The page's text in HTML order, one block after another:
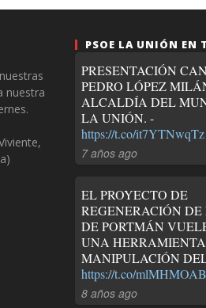
nuestra
PSOE LA UNIÓN EN
PRESENTACIÓN
PEDRO LÓPEZ
ALCALDÍA DEL
LA UNIÓN. -
https://t.co/it7YTNwqTz
7 años ago
EL PROYECTO DE
REGENERACIÓN
DE PORTMÁN
UNA
MANIPULACIÓN
https://t.co/
8 años ago